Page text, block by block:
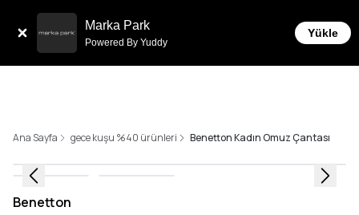
Marka Park
Powered By Yuddy
Yükle
Ana Sayfa gece kuşu %40 ürünleri Benetton Kadın Omuz Çantası
Benetton